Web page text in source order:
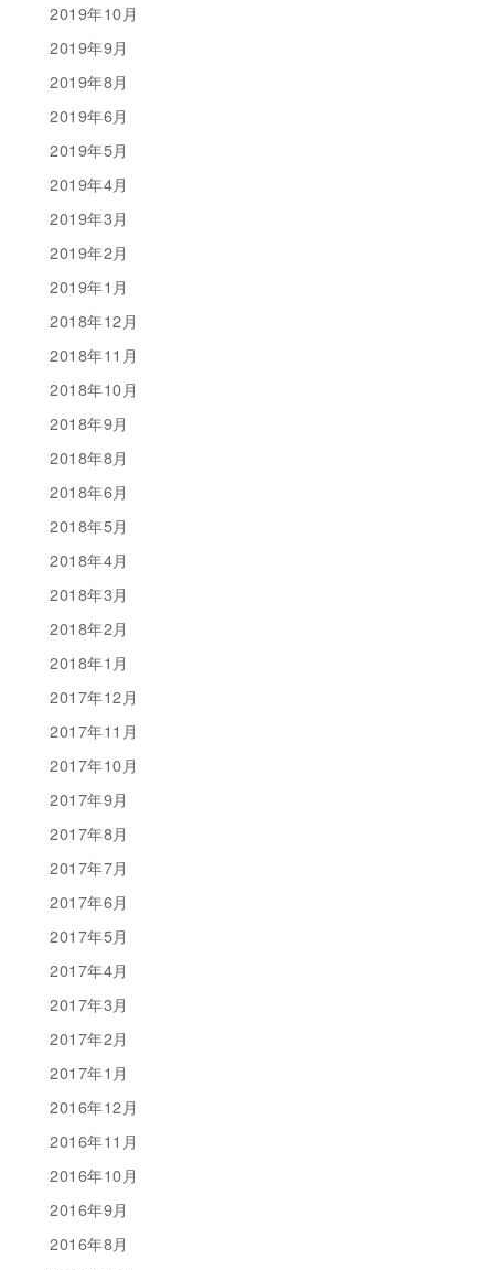
2019年10月
2019年9月
2019年8月
2019年6月
2019年5月
2019年4月
2019年3月
2019年2月
2019年1月
2018年12月
2018年11月
2018年10月
2018年9月
2018年8月
2018年6月
2018年5月
2018年4月
2018年3月
2018年2月
2018年1月
2017年12月
2017年11月
2017年10月
2017年9月
2017年8月
2017年7月
2017年6月
2017年5月
2017年4月
2017年3月
2017年2月
2017年1月
2016年12月
2016年11月
2016年10月
2016年9月
2016年8月